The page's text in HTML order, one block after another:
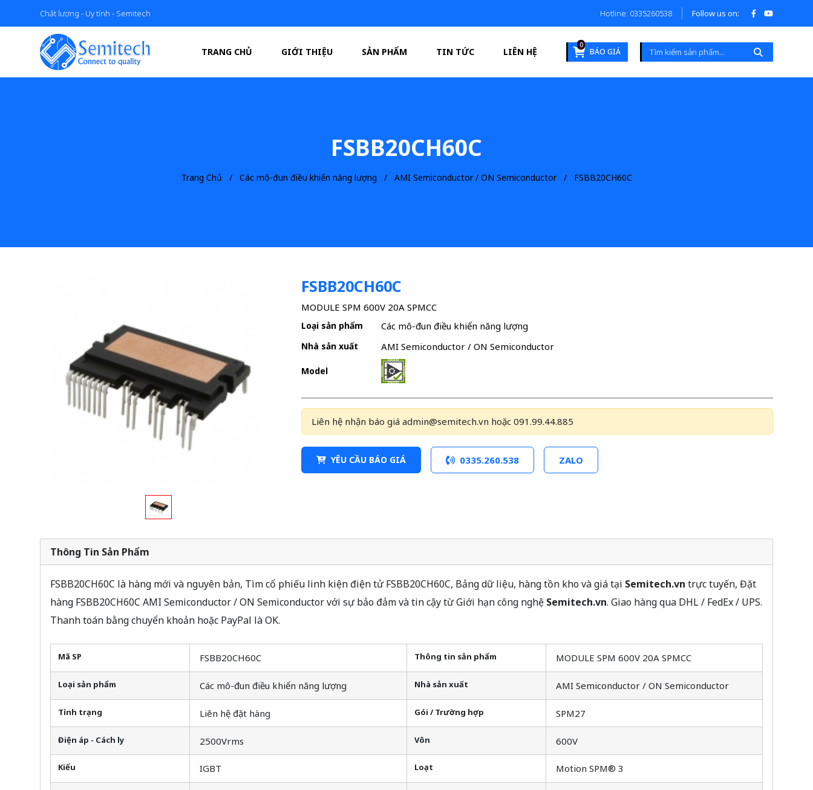
Chất lượng - Uy tính - Semitech Hotline: 0335260538 Follow us on:
TRANG CHỦ GIỚI THIỆU SẢN PHẨM TIN TỨC LIÊN HỆ
0
BÁO GIÁ
FSBB20CH60C
Trang Chủ Các mô-đun điều khiển năng lượng AMI Semiconductor / ON Semiconductor FSBB20CH60C
FSBB20CH60C
MODULE SPM 600V 20A SPMCC
Loại sản phẩm Các mô-đun điều khiển năng lượng
Nhà sản xuất AMI Semiconductor / ON Semiconductor
Model
Liên hệ nhận báo giá admin@semitech.vn hoặc 091.99.44.885
YÊU CẦU BÁO GIÁ 0335.260.538 ZALO
Thông Tin Sản Phẩm
FSBB20CH60C là hàng mới và nguyên bản, Tìm cổ phiếu linh kiện điện tử FSBB20CH60C, Bảng dữ liệu, hàng tồn kho và giá tại Semitech.vn trực tuyến, Đặt
hàng FSBB20CH60C AMI Semiconductor / ON Semiconductor với sự bảo đảm và tin cậy từ Giới hạn công nghệ Semitech.vn. Giao hàng qua DHL / FedEx / UPS.
Thanh toán bằng chuyển khoản hoặc PayPal là OK.
Mã SP FSBB20CH60C Thông tin sản phẩm MODULE SPM 600V 20A SPMCC
Loại sản phẩm Các mô-đun điều khiển năng lượng Nhà sản xuất AMI Semiconductor / ON Semiconductor
Tình trạng Liên hệ đặt hàng Gói / Trường hợp SPM27
Điện áp - Cách ly 2500Vrms Vôn 600V
Kiểu IGBT Loạt Motion SPM® 3